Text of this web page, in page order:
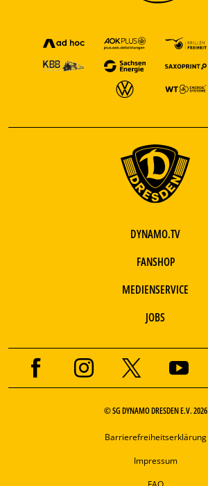
DYNAMO.TV
FANSHOP
MEDIENSERVICE
JOBS
© SG DYNAMO DRESDEN E.V. 2026
Barrierefreiheitserklärung
Impressum